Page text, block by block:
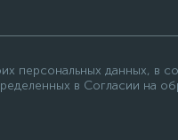
персональных данных, в
в Согласии на